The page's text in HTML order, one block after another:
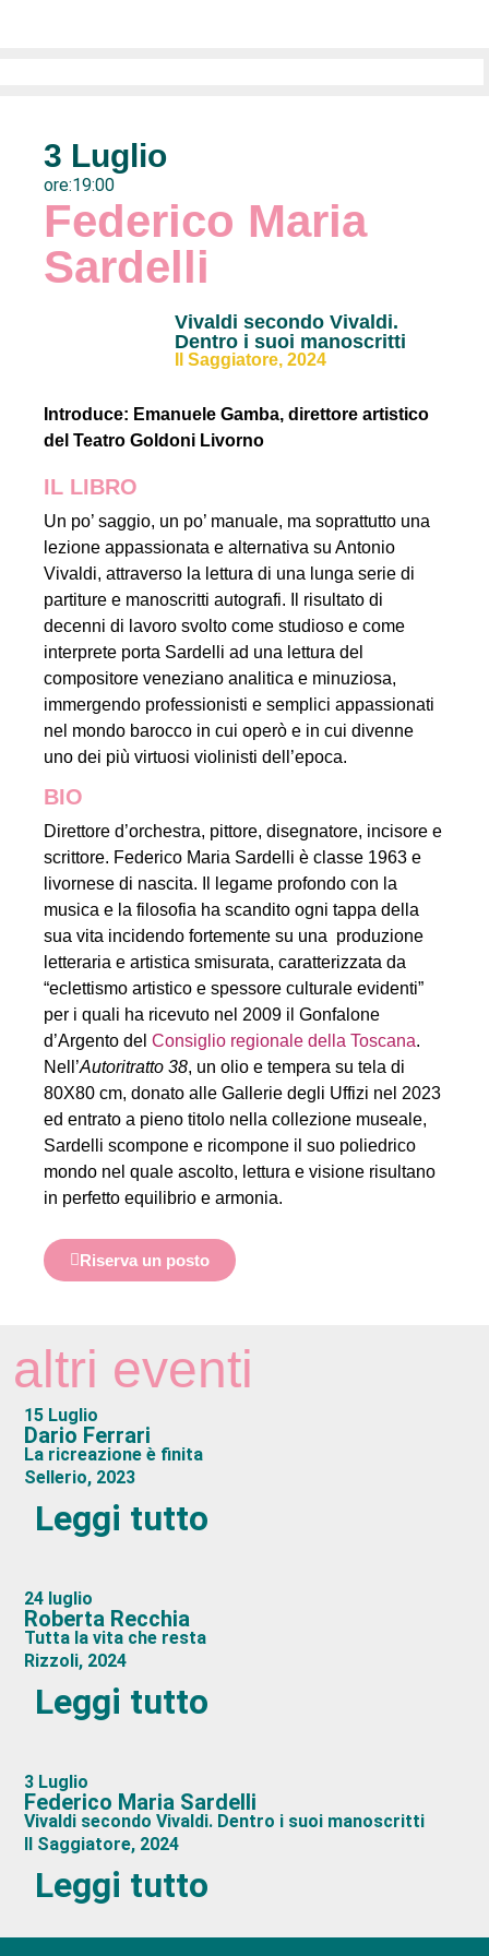
3 Luglio
ore:19:00
Federico Maria
Sardelli
Vivaldi secondo Vivaldi.
Dentro i suoi manoscritti
Il Saggiatore, 2024
Introduce: Emanuele Gamba, direttore artistico
del Teatro Goldoni Livorno
IL LIBRO
Un po’ saggio, un po’ manuale, ma soprattutto una
lezione appassionata e alternativa su Antonio
Vivaldi, attraverso la lettura di una lunga serie di
partiture e manoscritti autografi. Il risultato di
decenni di lavoro svolto come studioso e come
interprete porta Sardelli ad una lettura del
compositore veneziano analitica e minuziosa,
immergendo professionisti e semplici appassionati
nel mondo barocco in cui operò e in cui divenne
uno dei più virtuosi violinisti dell’epoca.
BIO
Direttore d’orchestra, pittore, disegnatore, incisore e
scrittore. Federico Maria Sardelli è classe 1963 e
livornese di nascita. Il legame profondo con la
musica e la filosofia ha scandito ogni tappa della
sua vita incidendo fortemente su una produzione
letteraria e artistica smisurata, caratterizzata da
“eclettismo artistico e spessore culturale evidenti”
per i quali ha ricevuto nel 2009 il Gonfalone
d’Argento del Consiglio regionale della Toscana.
Nell’Autoritratto 38, un olio e tempera su tela di
80X80 cm, donato alle Gallerie degli Uffizi nel 2023
ed entrato a pieno titolo nella collezione museale,
Sardelli scompone e ricompone il suo poliedrico
mondo nel quale ascolto, lettura e visione risultano
in perfetto equilibrio e armonia.
Riserva un posto
altri eventi
15 Luglio
Dario Ferrari
La ricreazione è finita
Sellerio, 2023
Leggi tutto
24 luglio
Roberta Recchia
Tutta la vita che resta
Rizzoli, 2024
Leggi tutto
3 Luglio
Federico Maria Sardelli
Vivaldi secondo Vivaldi. Dentro i suoi manoscritti
Il Saggiatore, 2024
Leggi tutto